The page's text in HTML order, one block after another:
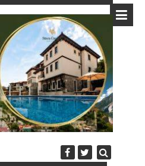
Diplomatija po